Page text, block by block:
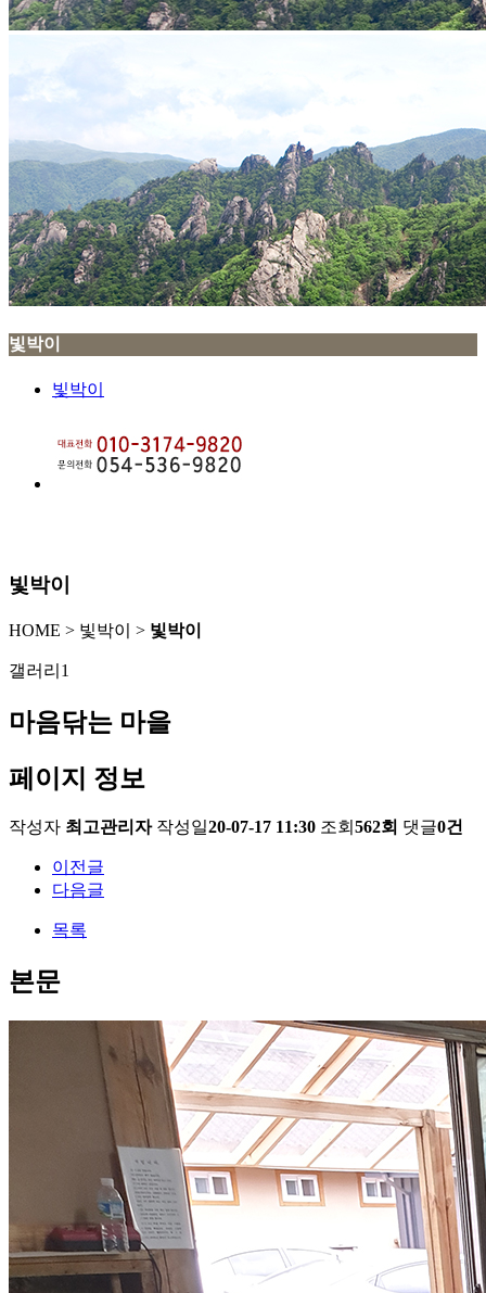
빛박이
빛박이
빛박이
HOME > 빛박이 > 빛박이
갤러리1
마음닦는 마을
페이지 정보
작성자 최고관리자 작성일20-07-17 11:30 조회 562회 댓글0건
이전글
다음글
목록
본문